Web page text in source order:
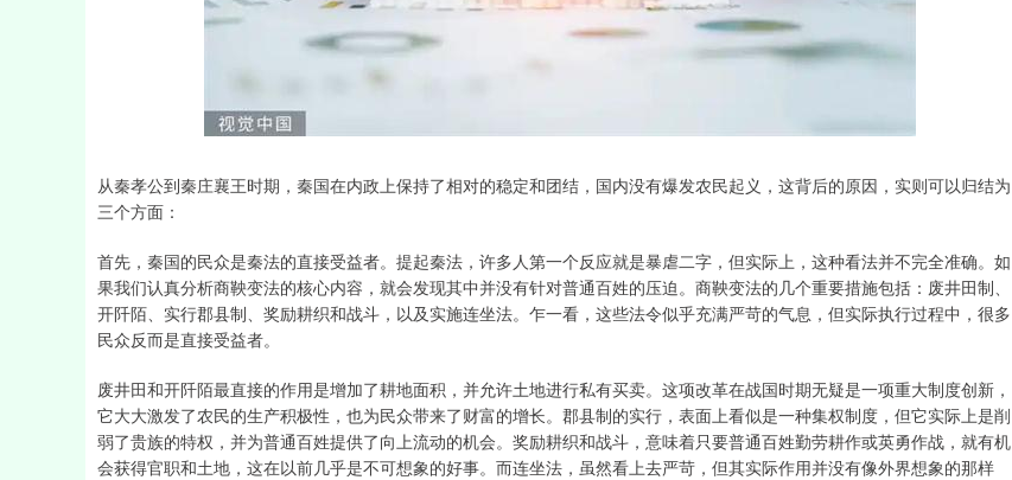
从秦孝公到秦庄襄王时期，秦国在内政上保持了相对的稳定和团结，国内没有爆发农民起义，这背后的原因，实则可以归结为
三个方面：
首先，秦国的民众是秦法的直接受益者。提起秦法，许多人第一个反应就是暴虐二字，但实际上，这种看法并不完全准确。如
果我们认真分析商鞅变法的核心内容，就会发现其中并没有针对普通百姓的压迫。商鞅变法的几个重要措施包括：废井田制、
开阡陌、实行郡县制、奖励耕织和战斗，以及实施连坐法。乍一看，这些法令似乎充满严苛的气息，但实际执行过程中，很多
民众反而是直接受益者。
废井田和开阡陌最直接的作用是增加了耕地面积，并允许土地进行私有买卖。这项改革在战国时期无疑是一项重大制度创新，
它大大激发了农民的生产积极性，也为民众带来了财富的增长。郡县制的实行，表面上看似是一种集权制度，但它实际上是削
弱了贵族的特权，并为普通百姓提供了向上流动的机会。奖励耕织和战斗，意味着只要普通百姓勤劳耕作或英勇作战，就有机
会获得官职和土地，这在以前几乎是不可想象的好事。而连坐法，虽然看上去严苛，但其实际作用并没有像外界想象的那样
14311.01 沪深300 4694.44